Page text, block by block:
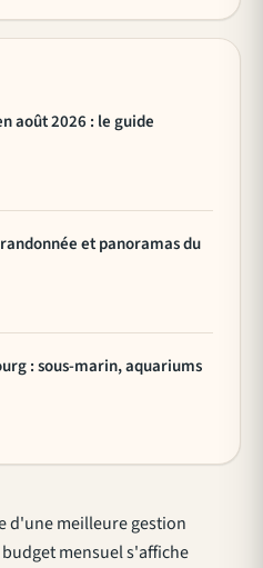
d'une meilleure gestion
mensuel s'affiche
août 2026 : le guide
et panoramas du
: sous-marin, aquariums